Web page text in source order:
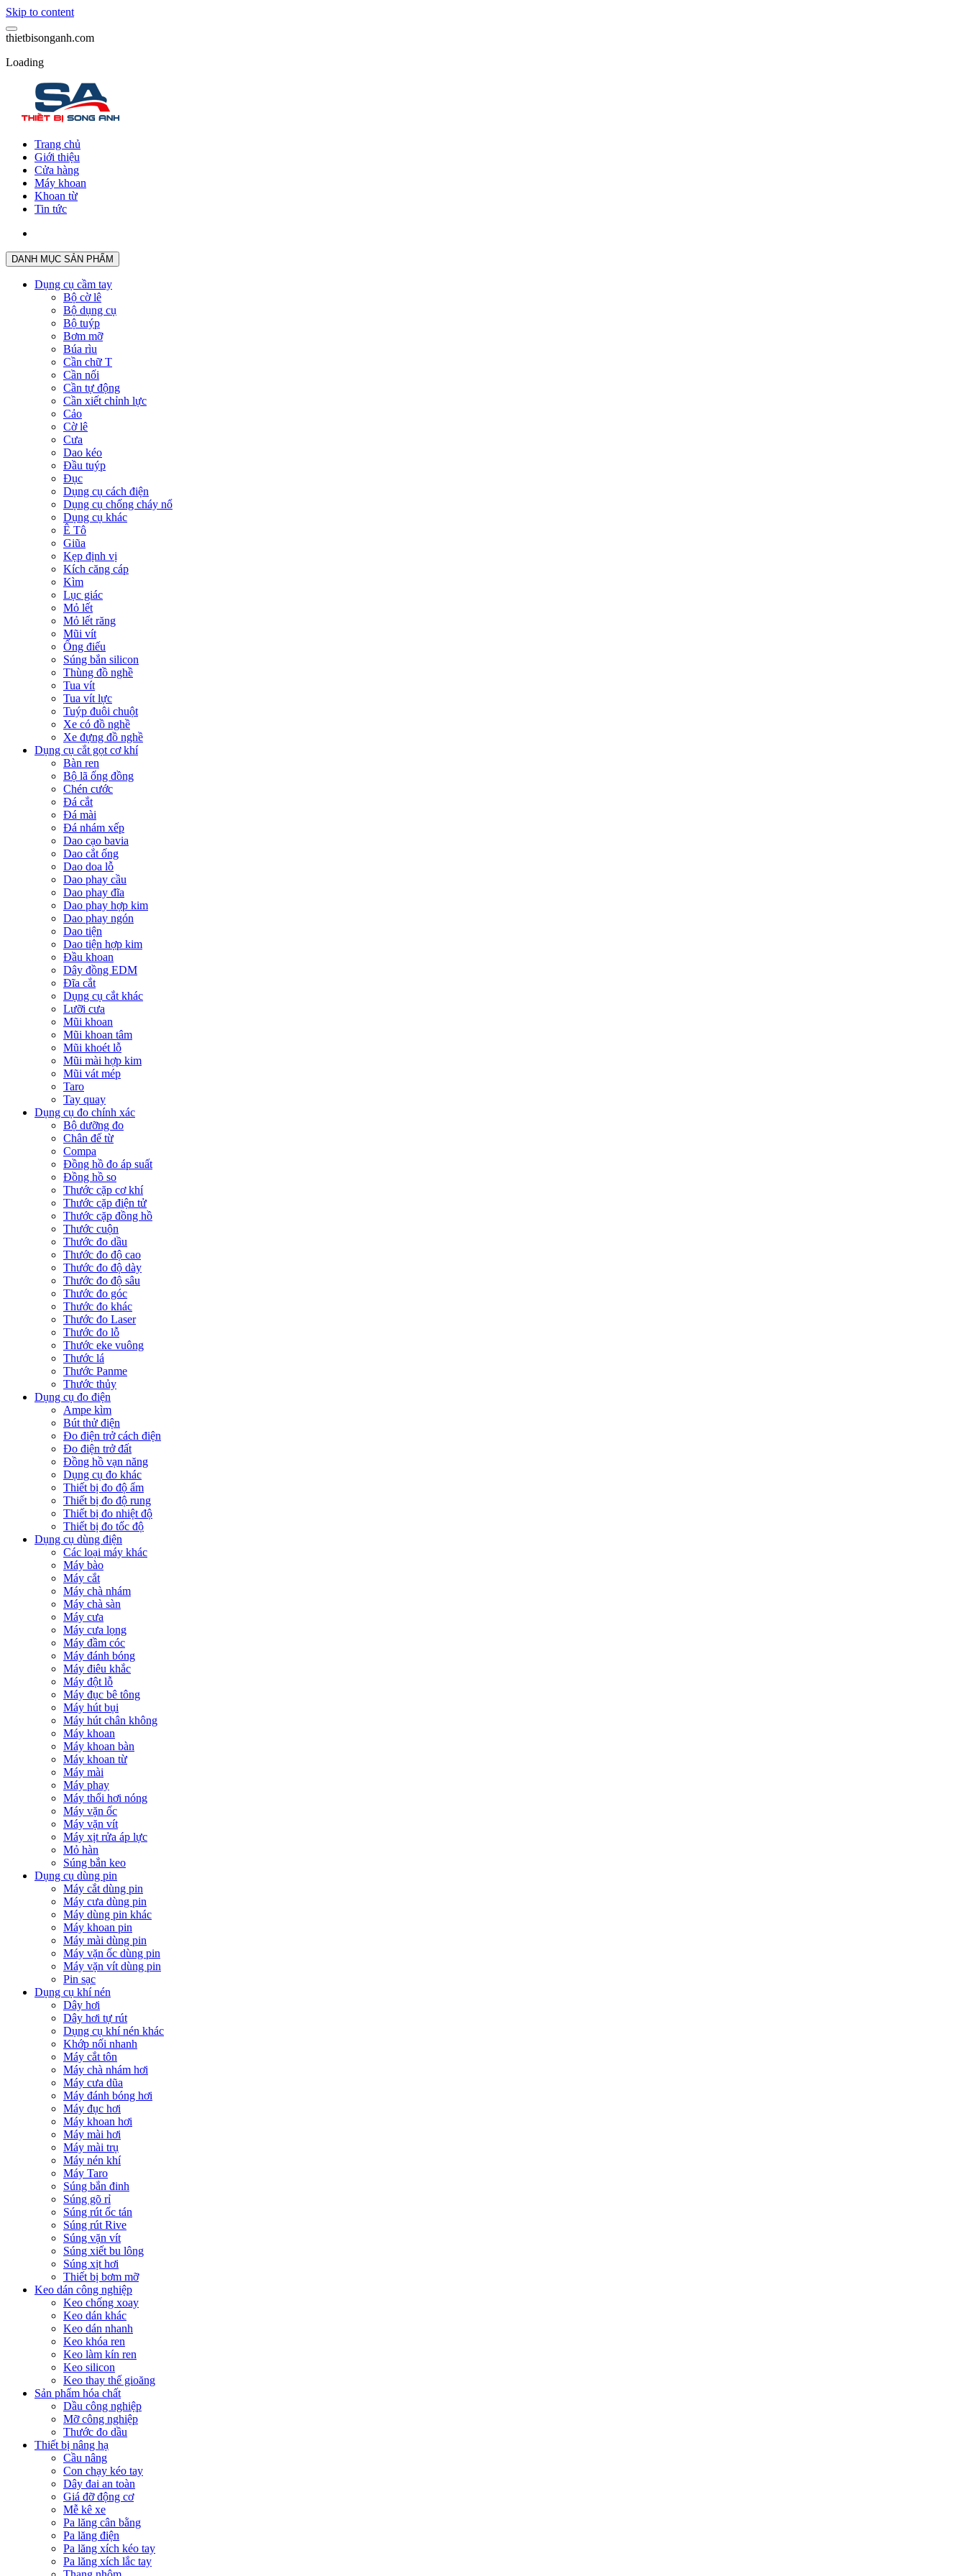
Skip to content
thietbisonganh.com
Loading
Trang chủ
Giới thiệu
Cửa hàng
Máy khoan
Khoan từ
Tin tức
DANH MỤC SẢN PHẨM
Dụng cụ cầm tay
Bộ cờ lê
Bộ dụng cụ
Bộ tuýp
Bơm mỡ
Búa rìu
Cần chữ T
Cần nối
Cần tự động
Cần xiết chỉnh lực
Cảo
Cờ lê
Cưa
Dao kéo
Đầu tuýp
Đục
Dụng cụ cách điện
Dụng cụ chống cháy nổ
Dụng cụ khác
Ê Tô
Giũa
Kẹp định vị
Kích căng cáp
Kìm
Lục giác
Mỏ lết
Mỏ lết răng
Mũi vít
Ống điếu
Súng bắn silicon
Thùng đồ nghề
Tua vít
Tua vít lực
Tuýp đuôi chuột
Xe có đồ nghề
Xe đựng đồ nghề
Dụng cụ cắt gọt cơ khí
Bàn ren
Bộ lã ống đồng
Chén cước
Đá cắt
Đá mài
Đá nhám xếp
Dao cạo bavia
Dao cắt ống
Dao doa lỗ
Dao phay cầu
Dao phay đĩa
Dao phay hợp kim
Dao phay ngón
Dao tiện
Dao tiện hợp kim
Đầu khoan
Dây đồng EDM
Đĩa cắt
Dụng cụ cắt khác
Lưỡi cưa
Mũi khoan
Mũi khoan tâm
Mũi khoét lỗ
Mũi mài hợp kim
Mũi vát mép
Taro
Tay quay
Dụng cụ đo chính xác
Bộ dưỡng đo
Chân đế từ
Compa
Đồng hồ đo áp suất
Đồng hồ so
Thước cặp cơ khí
Thước cặp điện tử
Thước cặp đồng hồ
Thước cuộn
Thước đo dầu
Thước đo độ cao
Thước đo độ dày
Thước đo độ sâu
Thước đo góc
Thước đo khác
Thước đo Laser
Thước đo lỗ
Thước eke vuông
Thước lá
Thước Panme
Thước thủy
Dụng cụ đo điện
Ampe kìm
Bút thử điện
Đo điện trở cách điện
Đo điện trở đất
Đồng hồ vạn năng
Dụng cụ đo khác
Thiết bị đo độ ẩm
Thiết bị đo độ rung
Thiết bị đo nhiệt độ
Thiết bị đo tốc độ
Dụng cụ dùng điện
Các loại máy khác
Máy bào
Máy cắt
Máy chà nhám
Máy chà sàn
Máy cưa
Máy cưa lọng
Máy đầm cóc
Máy đánh bóng
Máy điêu khắc
Máy đột lỗ
Máy đục bê tông
Máy hút bụi
Máy hút chân không
Máy khoan
Máy khoan bàn
Máy khoan từ
Máy mài
Máy phay
Máy thổi hơi nóng
Máy vặn ốc
Máy vặn vít
Máy xịt rửa áp lực
Mỏ hàn
Súng bắn keo
Dụng cụ dùng pin
Máy cắt dùng pin
Máy cưa dùng pin
Máy dùng pin khác
Máy khoan pin
Máy mài dùng pin
Máy vặn ốc dùng pin
Máy vặn vít dùng pin
Pin sạc
Dụng cụ khí nén
Dây hơi
Dây hơi tự rút
Dụng cụ khí nén khác
Khớp nối nhanh
Máy cắt tôn
Máy chà nhám hơi
Máy cưa dũa
Máy đánh bóng hơi
Máy đục hơi
Máy khoan hơi
Máy mài hơi
Máy mài trụ
Máy nén khí
Máy Taro
Súng bắn đinh
Súng gõ rỉ
Súng rút ốc tán
Súng rút Rive
Súng vặn vít
Súng xiết bu lông
Súng xịt hơi
Thiết bị bơm mỡ
Keo dán công nghiệp
Keo chống xoay
Keo dán khác
Keo dán nhanh
Keo khóa ren
Keo làm kín ren
Keo silicon
Keo thay thế gioăng
Sản phẩm hóa chất
Dầu công nghiệp
Mỡ công nghiệp
Thước đo dầu
Thiết bị nâng hạ
Cầu nâng
Con chạy kéo tay
Dây đai an toàn
Giá đỡ động cơ
Mễ kê xe
Pa lăng cân bằng
Pa lăng điện
Pa lăng xích kéo tay
Pa lăng xích lắc tay